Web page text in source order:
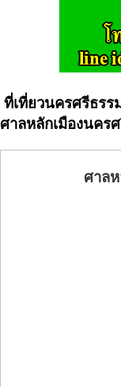
ที่เที่ยวนครศรีธรร
ศาลหลักเมืองนคร
ศาล